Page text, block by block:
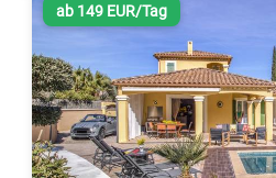
ab 149 EUR/Tag